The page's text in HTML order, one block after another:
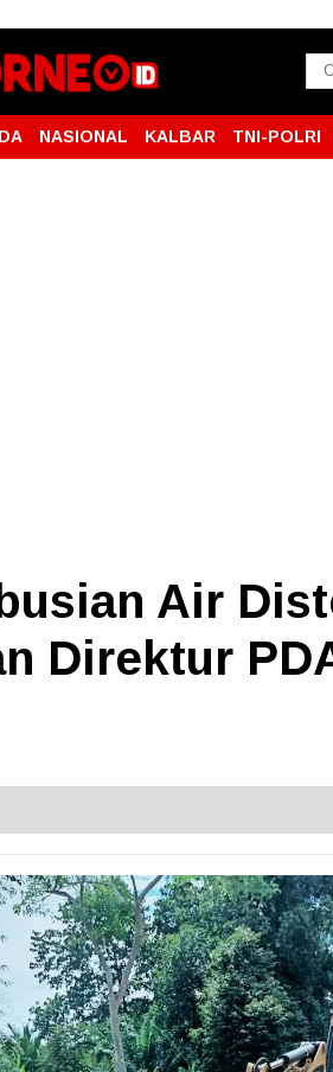
NASIONAL KALBAR TNI-POLRI
Air
Direktur